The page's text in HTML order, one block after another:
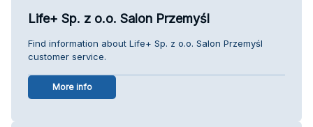
Life+ Sp. z o.o. Salon Przemyśl
Find information about Life+ Sp. z o.o. Salon Przemyśl
customer service.
More info